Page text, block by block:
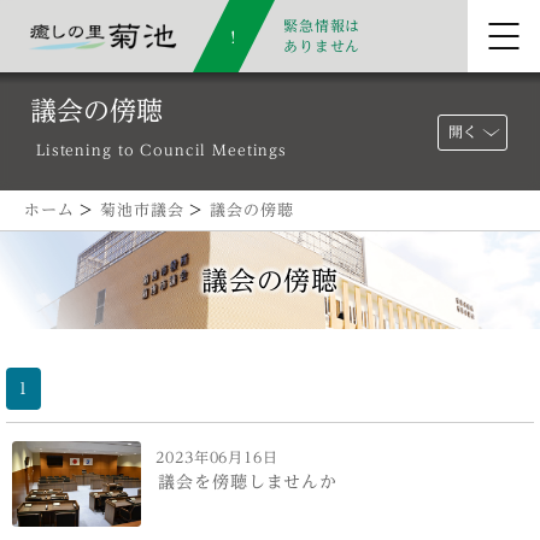
緊急情報は
ありません
議会の傍聴
Listening to Council Meetings
開く
ホーム > 菊池市議会 >議会の傍聴
議会の傍聴
1
2023年06月16日
議会を傍聴しませんか